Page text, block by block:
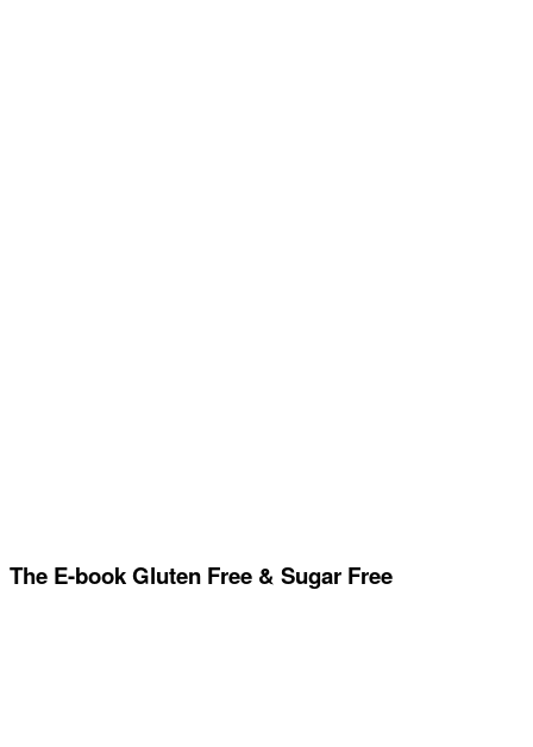
The E-book Gluten Free & Sugar Free